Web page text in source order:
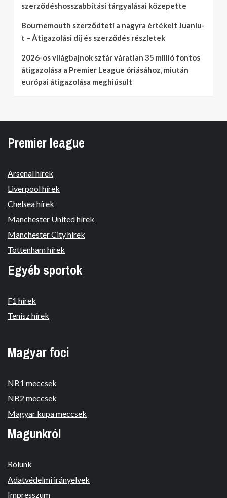
szerződéshosszabbítási tárgyalásai közepette
Bournemouth szerződteti a nagyra értékelt Juanlu-
t – Átigazolási díj és szerződés részletek
2026-os világbajnok sztár váratlan 35 millió fontos
átigazolása a Premier League óriásához, miután
európai átigazolása meghiúsult
Premier league
Arsenal hírek
Liverpool hírek
Chelsea hírek
Manchester United hírek
Manchester City hírek
Tottenham hírek
Egyéb sportok
F1 hírek
Tenisz hírek
Magyar foci
NB1 meccsek
NB2 meccsek
Magyar kupa meccsek
Magunkról
Rólunk
Adatvédelmi irányelvek
Impresszum